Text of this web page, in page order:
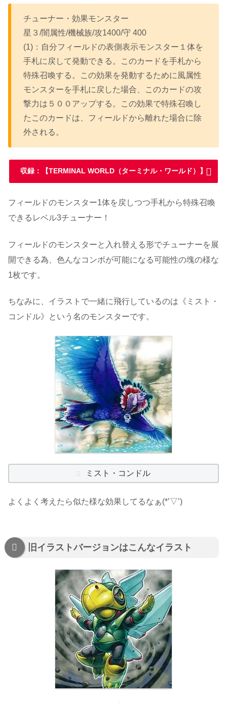
チューナー・効果モンスター
星３/闇属性/機械族/攻1400/守 400
(1)：自分フィールドの表側表示モンスター１体を
手札に戻して発動できる。このカードを手札から
特殊召喚する。この効果を発動するために風属性
モンスターを手札に戻した場合、このカードの攻
撃力は５００アップする。この効果で特殊召喚し
たこのカードは、フィールドから離れた場合に除
外される。
収録：【TERMINAL WORLD（ターミナル・ワールド）】
フィールドのモンスター1体を戻しつつ手札から特殊召喚
できるレベル3チューナー！
フィールドのモンスターと入れ替える形でチューナーを展
開できる為、色んなコンボが可能になる可能性の塊の様な
1枚です。
ちなみに、イラストで一緒に飛行しているのは《ミスト・
コンドル》という名のモンスターです。
ミスト・コンドル
よくよく考えたら似た様な効果してるなぁ(*’▽’)
旧イラストバージョンはこんなイラスト